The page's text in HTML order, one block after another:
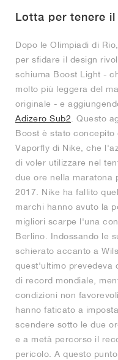
Lotta per tenere il
Dopo le Olimpiadi di
per sfidare il design
schiuma Boost Light -
molto più leggera del
originale - e
Adizero Sub2. Questo
Boost è stato
Vaporfly di Nike, che
di voler utilizzare nel
due ore nella maratona
2017. Nike ha fallito
marchi hanno avuto la
migliori scarpe l'una
Berlino. Indossando le
schierato accanto a
quest'ultimo prevedeva
di record mondiale,
condizioni non
hanno faticato a
scendere sotto le due
e a metà percorso il
pericolo. A questo